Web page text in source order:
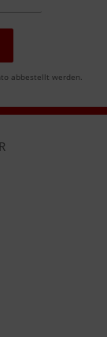
abbestellt werden.